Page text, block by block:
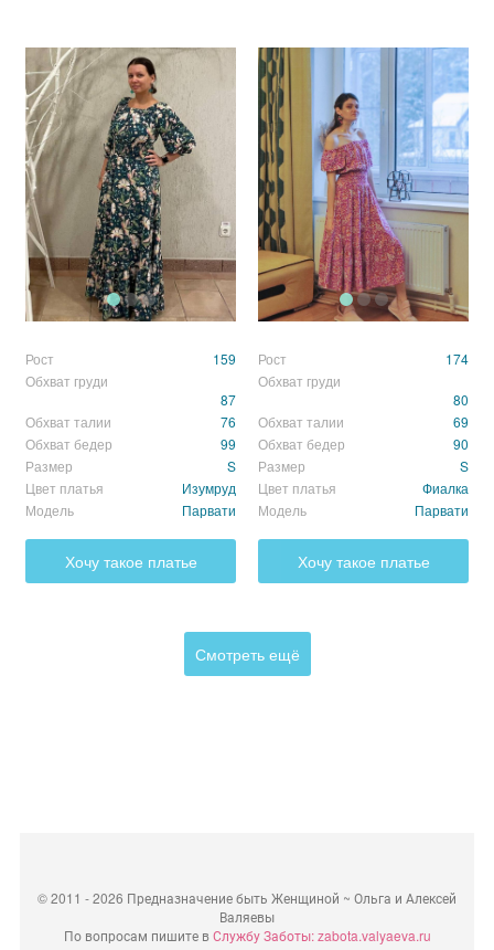
Рост
159
Обхват груди
87
Обхват талии
76
Обхват бедер
99
Размер
S
Цвет платья
Изумруд
Модель
Парвати
Хочу такое платье
Рост
174
Обхват груди
80
Обхват талии
69
Обхват бедер
90
Размер
S
Цвет платья
Фиалка
Модель
Парвати
Хочу такое платье
Смотреть ещё
©2011 - 2026 Предназначение быть Женщиной ~ Ольга и Алексей
Валяевы
По вопросам пишите вСлужбу Заботы: zabota.valyaeva.ru